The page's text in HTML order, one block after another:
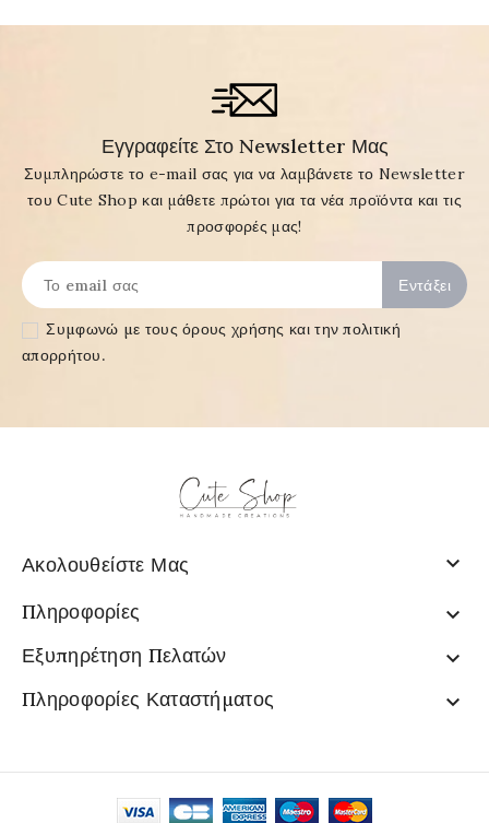
Εγγραφείτε Στο Newsletter Μας
Συμπληρώστε το e-mail σας για να λαμβάνετε το Newsletter
του Cute Shop και μάθετε πρώτοι για τα νέα προϊόντα και τις
προσφορές μας!
Συμφωνώ με τουςόρους χρήσης και την πολιτική
απορρήτου.
Ακολουθείστε Μας 
Πληροφορίες 
Εξυπηρέτηση Πελατών 
Πληροφορίες Καταστήματος 